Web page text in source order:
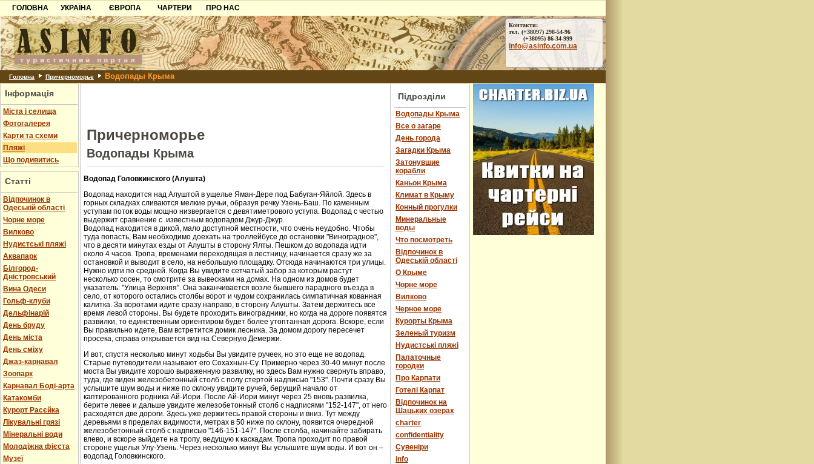
ГОЛОВНА
УКРАЇНА
Карпати
Азов
Причорноморря
Шацьк
ЄВРОПА
Чорногорія
Хорватія
Болгарія
Албанія
ЧАРТЕРИ
ПРО НАС
Контакти
Партнерам
Додати готель
Контакти:
тел. (+38097) 298-54-96
(+38095) 86-34-999
info@asinfo.com.ua
Головна Причерноморье Водопады Крыма
Інформація
Міста і селища
Фотогалерея
Карти та схеми
Пляжі
Що подивитись
Статті
Відпочинок в
Одеській області
Чорне море
Вилково
Нудистські пляжі
Аквапарк
Білгород-
Дністровський
Вина Одеси
Гольф-клуби
Дельфінарій
День бруду
День міста
День сміху
Джаз-карнавал
Зоопарк
Карнавал Боді-арта
Катакомби
Курорт Расєйка
Лікувальні грязі
Мінеральні води
Молодіжна фієста
Музеї
Причерноморье
Водопады Крыма
Водопад Головкинского (Алушта)
Водопад находится над Алуштой в ущелье Яман-Дере под Бабуган-Яйлой. Здесь в
горных складках сливаются мелкие ручьи, образуя речку Узень-Баш. По каменным
уступам поток воды мощно низвергается с девятиметрового уступа. Водопад с честью
выдержит сравнение с известным водопадом Джур-Джур.
Водопад находится в дикой, мало доступной местности, что очень неудобно. Чтобы
туда попасть, Вам необходимо доехать на троллейбусе до остановки "Виноградное",
что в десяти минутах езды от Алушты в сторону Ялты. Пешком до водопада идти
около 4 часов. Тропа, временами переходящая в лестницу, начинается сразу же за
остановкой и выводит в село, на небольшую площадку. Отсюда начинаются три улицы.
Нужно идти по средней. Когда Вы увидите сетчатый забор за которым растут
несколько сосен, то смотрите за вывесками на домах. На одном из домов будет
указатель: "Улица Верхняя". Она заканчивается возле бывшего парадного въезда в
село, от которого остались столбы ворот и чудом сохранилась симпатичная кованная
калитка. За воротами идите сразу направо, в сторону Алушты. Затем держитесь все
время левой стороны. Вы будете проходить виноградники, но когда на дороге появятся
развилки, то единственным ориентиром будет более утоптанная дорога. Вскоре, если
Вы правильно идете, Вам встретится домик лесника. За домом дорогу пересечет
просека, справа открывается вид на Северную Демержи.
И вот, спустя несколько минут ходьбы Вы увидите ручеек, но это еще не водопад.
Старые путеводители называют его Сохахнын-Су. Примерно через 30-40 минут после
моста Вы увидите хорошо выраженную развилку, но здесь Вам нужно свернуть вправо,
туда, где виден железобетонный столб с полу стертой надписью "153". Почти сразу Вы
услышите шум воды и ниже по склону увидите ручей, берущий начало от
каптированного родника Ай-Иори. После Ай-Иори минут через 25 вновь развилка,
берите левее и дальше увидите железобетонный столб с надписями "152-147", от него
расходятся две дороги. Здесь уже держитесь правой стороны и вниз. Тут между
деревьями в пределах видимости, метрах в 50 ниже по склону, появится очередной
железобетонный столб с надписью "146-151-147". После столба, начинайте забирать
влево, и вскоре выйдете на тропу, ведущую к каскадам. Тропа проходит по правой
стороне ущелья Улу-Узень. Через несколько минут Вы услышите шум воды. И вот он –
водопад Головкинского.
Підрозділи
Водопады Крыма
Все о загаре
День города
Загадки Крыма
Затонувшие
корабли
Каньон Крыма
Климат в Крыму
Конный прогулки
Минеральные
воды
Что посмотреть
Відпочинок в
Одеській області
О Крыме
Чорне море
Вилково
Черное море
Курорты Крыма
Зеленый туризм
Нудистські пляжі
Палаточные
городки
Про Карпати
Готелі Карпат
Відпочинок на
Шацьких озерах
charter
confidentiality
Cувеніри
info